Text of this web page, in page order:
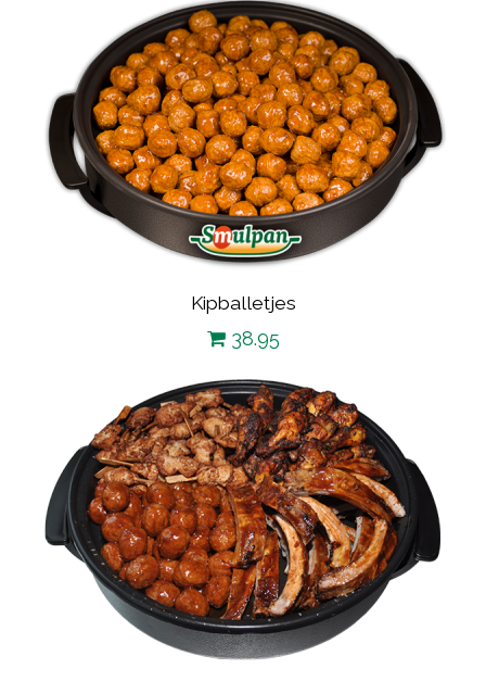
Kipballetjes
38.95